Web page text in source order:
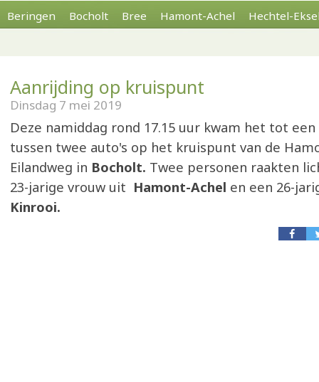
Beringen Bocholt Bree Hamont-Achel Hechtel-
Aanrijding op kruispunt
Dinsdag 7 mei 2019
Deze namiddag rond 17.15 uur kwam het tot
tussen twee auto's op het kruispunt van de
Eilandweg in Bocholt. Twee personen raakten
23-jarige vrouw uit Hamont-Achel en een 26-
Kinrooi.